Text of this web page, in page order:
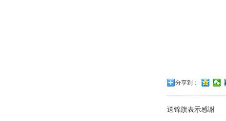
分享到：
送锦旗表示感谢